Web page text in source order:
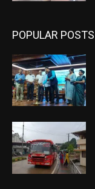
POPULAR POSTS